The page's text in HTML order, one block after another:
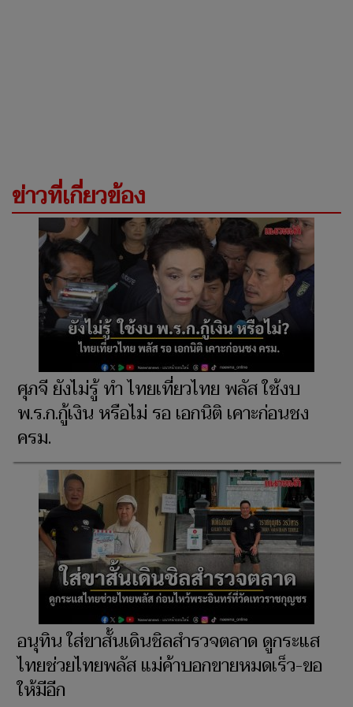
ข่าวที่เกี่ยวข้อง
ศุภจี ยังไม่รู้ ทำ ไทยเที่ยวไทย พลัส ใช้งบ
พ.ร.ก.กู้เงิน หรือไม่ รอ เอกนิติ เคาะก่อนชง
ครม.
อนุทิน ใส่ขาสั้นเดินชิลสำรวจตลาด ดูกระแส
ไทยช่วยไทยพลัส แม่ค้าบอกขายหมดเร็ว-ขอ
ให้มีอีก